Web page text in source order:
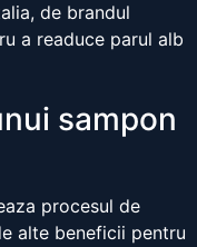
de brandul
a readuce parul alb
sampon
procesul de
alte beneficii pentru